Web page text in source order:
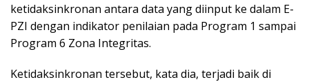
ketidaksinkronan antara data yang diinput ke dalam E-
PZI dengan indikator penilaian pada Program 1 sampai
Program 6 Zona Integritas.
Ketidaksinkronan tersebut, kata dia, terjadi baik di